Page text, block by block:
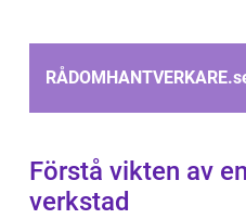
RÅDOMHANTVERKARE.
Förstå vikten av
verkstad